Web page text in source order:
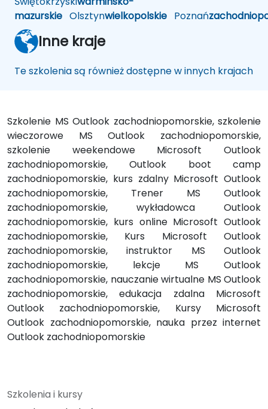
mazurskie Olsztynwielkopolskie Poznań
Inne kraje
Te szkolenia są również dostępne w innych krajach
Szkolenie MS Outlook zachodniopomorskie, szkolenie
wieczorowe MS Outlook zachodniopomorskie,
szkolenie weekendowe Microsoft Outlook
zachodniopomorskie, Outlook boot camp
zachodniopomorskie, kurs zdalny Microsoft Outlook
zachodniopomorskie, Trener MS Outlook
zachodniopomorskie, wykładowca Outlook
zachodniopomorskie, kurs online Microsoft Outlook
zachodniopomorskie, Kurs Microsoft Outlook
zachodniopomorskie, instruktor MS Outlook
zachodniopomorskie, lekcje MS Outlook
zachodniopomorskie, nauczanie wirtualne MS Outlook
zachodniopomorskie, edukacja zdalna Microsoft
Outlook zachodniopomorskie, Kursy Microsoft
Outlook zachodniopomorskie, nauka przez internet
Outlook zachodniopomorskie
Szkolenia i kursy